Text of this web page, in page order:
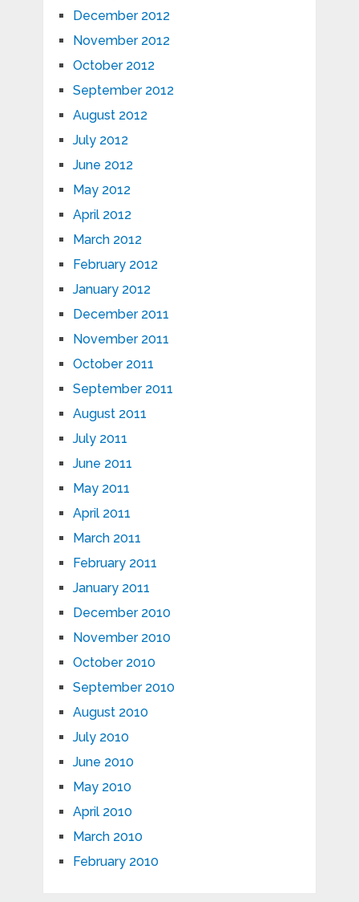
December 2012
November 2012
October 2012
September 2012
August 2012
July 2012
June 2012
May 2012
April 2012
March 2012
February 2012
January 2012
December 2011
November 2011
October 2011
September 2011
August 2011
July 2011
June 2011
May 2011
April 2011
March 2011
February 2011
January 2011
December 2010
November 2010
October 2010
September 2010
August 2010
July 2010
June 2010
May 2010
April 2010
March 2010
February 2010